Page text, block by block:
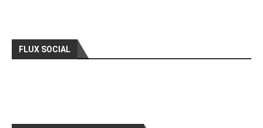
FLUX SOCIAL